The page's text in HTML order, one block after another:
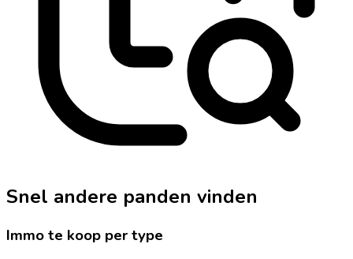
Snel andere panden vinden
Immo te koop per type